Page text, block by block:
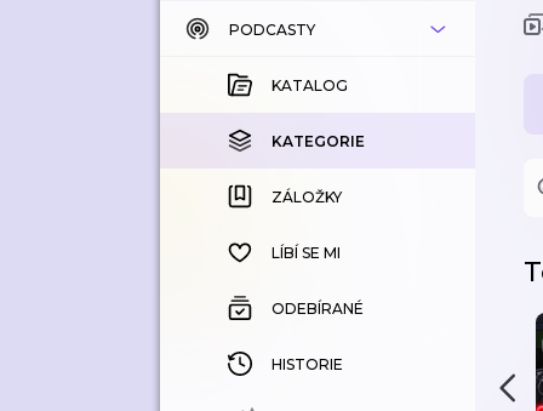
KATALOG
KOUPENÉ
KATEGORIE
ZÁLOŽKY
HISTORIE
PODCASTY
KATALOG
KATEGORIE
ZÁLOŽKY
LÍBÍ SE MI
ODEBÍRANÉ
HISTORIE